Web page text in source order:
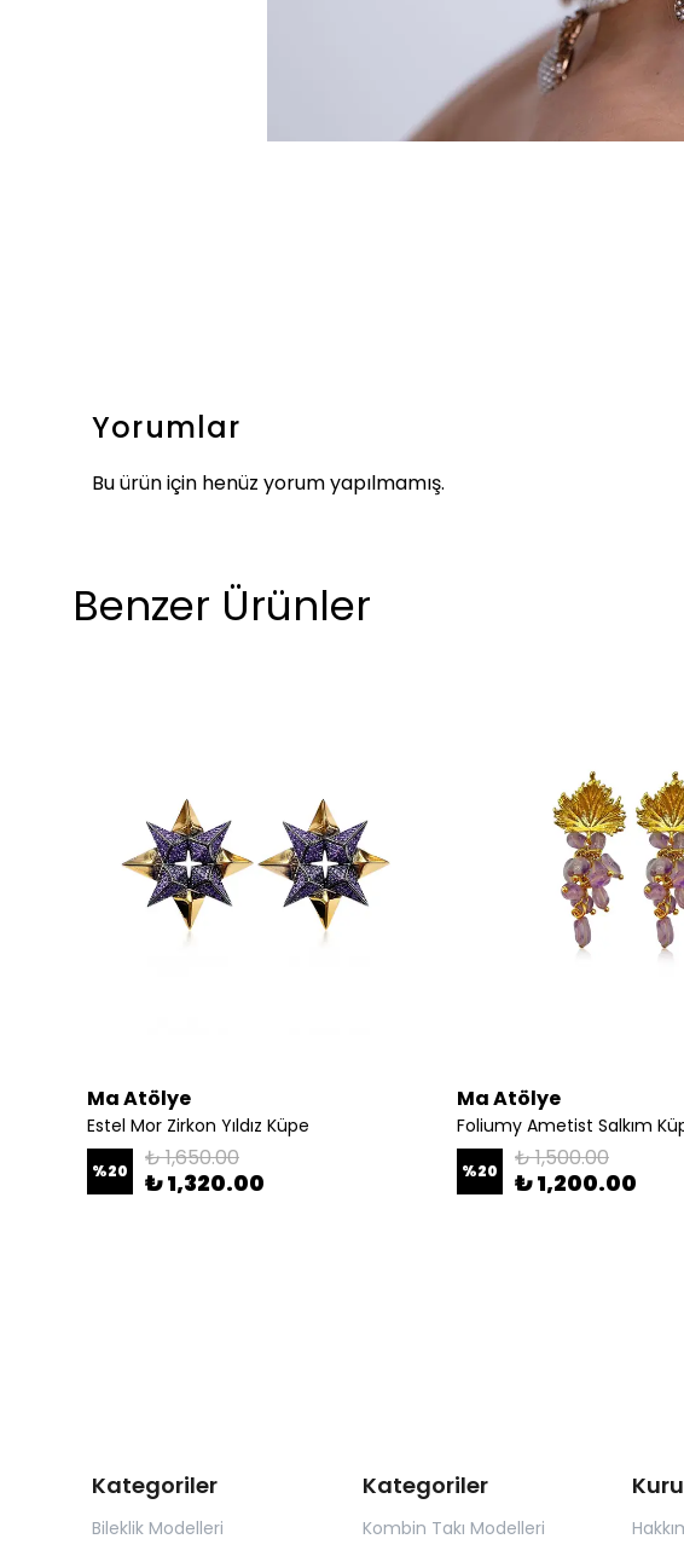
Yorumlar
Bu ürün için henüz yorum yapılmamış.
Benzer Ürünler
Ma Atölye
Estel Mor Zirkon Yıldız Küpe
%20 ₺ 1,650.00
₺ 1,320.00
Ma Atölye
Foliumy Ametist Salkım
%20 ₺ 1,500.00
₺ 1,200.00
Kategoriler
Bileklik Modelleri
Kategoriler
Kombin Takı Modelleri